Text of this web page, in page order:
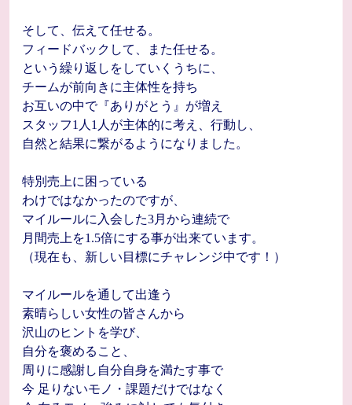
そして、伝えて任せる。
フィードバックして、また任せる。
という繰り返しをしていくうちに、
チームが前向きに主体性を持ち
お互いの中で『ありがとう』が増え
スタッフ1人1人が主体的に考え、行動し、
自然と結果に繋がるようになりました。
特別売上に困っている
わけではなかったのですが、
マイルールに入会した3月から連続で
月間売上を1.5倍にする事が出来ています。
（現在も、新しい目標にチャレンジ中です！）
マイルールを通して出逢う
素晴らしい女性の皆さんから
沢山のヒントを学び、
自分を褒めること、
周りに感謝し自分自身を満たす事で
今 足りないモノ・課題だけではなく